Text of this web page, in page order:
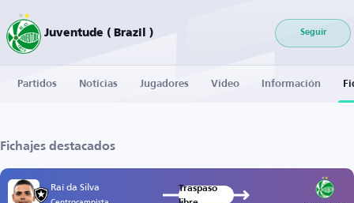
Juventude ( Brazil ) Seguir
Partidos Noticias Jugadores Vídeo Información
Fichajes destacados
Raí da Silva
Traspaso